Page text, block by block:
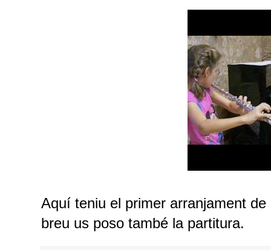
Aquí teniu el primer arranjament
breu us poso també la partitura.